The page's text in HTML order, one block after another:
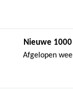
Nieuwe
Afgelopen